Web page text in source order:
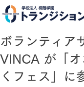
ボランティア
VINCA が「
くフェス」に